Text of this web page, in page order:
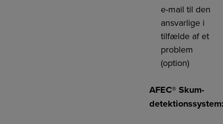
e-mail til den
ansvarlige i
tilfælde af et
problem
(option)
AFEC® Skum-